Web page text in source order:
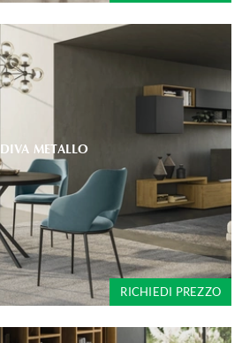
DIVA METALLO
RICHIEDI PREZZO